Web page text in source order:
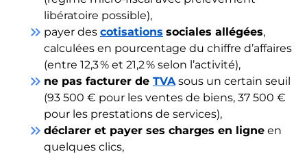
libératoire possible),
keyboard_double_arrow_right payer des cotisations sociales allégées,
calculées en pourcentage du chiffre d’affaires
(entre 12,3 % et 21,2 % selon l’activité),
keyboard_double_arrow_right ne pas facturer de TVAsous un certain seuil
(93 500 € pour les ventes de biens, 37 500 €
pour les prestations de services),
keyboard_double_arrow_right déclarer et payer ses charges en ligne en
quelques clics,